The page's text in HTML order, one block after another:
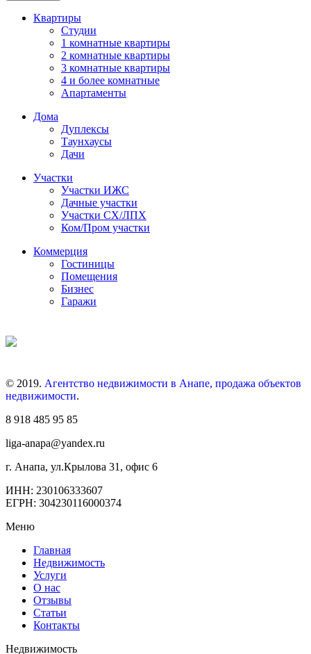
Квартиры
Студии
1 комнатные квартиры
2 комнатные квартиры
3 комнатные квартиры
4 и более комнатные
Апартаменты
Дома
Дуплексы
Таунхаусы
Дачи
Участки
Участки ИЖС
Дачные участки
Участки СХ/ЛПХ
Ком/Пром участки
Коммерция
Гостиницы
Помещения
Бизнес
Гаражи
© 2019. Агентство недвижимости в Анапе, продажа объектов
недвижимости.
8 918 485 95 85
liga-anapa@yandex.ru
г. Анапа, ул.Крылова 31, офис 6
ИНН: 230106333607
ЕГРН: 304230116000374
Меню
Главная
Недвижимость
Услуги
О нас
Отзывы
Статьи
Контакты
Недвижимость